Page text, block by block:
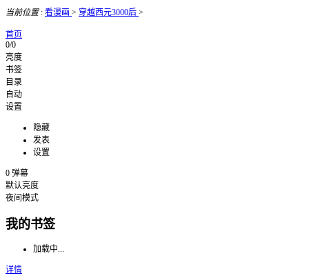
当前位置: 看漫画 > 穿越西元3000后 >
首页
0/0
亮度
书签
目录
自动
设置
隐藏
发表
设置
0 弹幕
默认亮度
夜间模式
我的书签
加载中...
详情